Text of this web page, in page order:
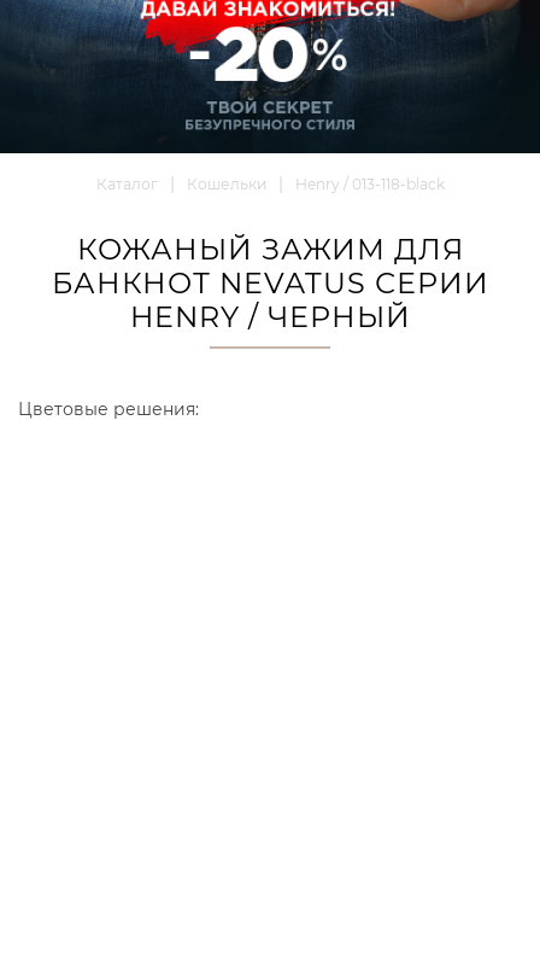
Каталог Кошельки Henry / 013-118-black
КОЖАНЫЙ ЗАЖИМ ДЛЯ
БАНКНОТ NEVATUS СЕРИИ
HENRY / ЧЕРНЫЙ
Цветовые решения: